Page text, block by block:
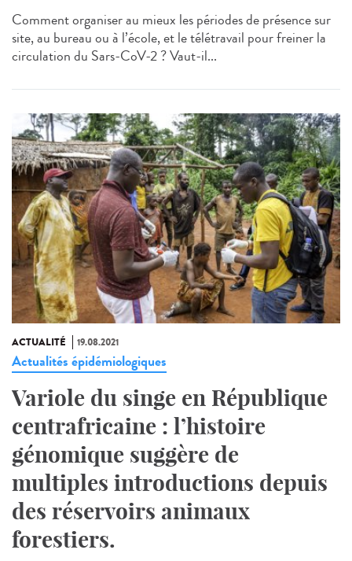
Comment organiser au mieux les périodes de présence sur
site, au bureau ou à l’école, et le télétravail pour freiner la
circulation du Sars-CoV-2 ? Vaut-il...
ACTUALITÉ 19.08.2021
Actualités épidémiologiques
Variole du singe en République
centrafricaine : l’histoire
génomique suggère de
multiples introductions depuis
des réservoirs animaux
forestiers.